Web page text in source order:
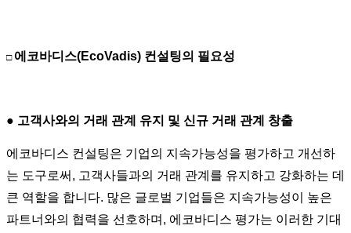
□ 에코바디스(EcoVadis) 컨설팅의 필요성
● 고객사와의 거래 관계 유지 및 신규 거래 관계 창출
에코바디스 컨설팅은 기업의 지속가능성을 평가하고 개선하
는 도구로써, 고객사들과의 거래 관계를 유지하고 강화하는 데
큰 역할을 합니다. 많은 글로벌 기업들은 지속가능성이 높은
파트너와의 협력을 선호하며, 에코바디스 평가는 이러한 기대